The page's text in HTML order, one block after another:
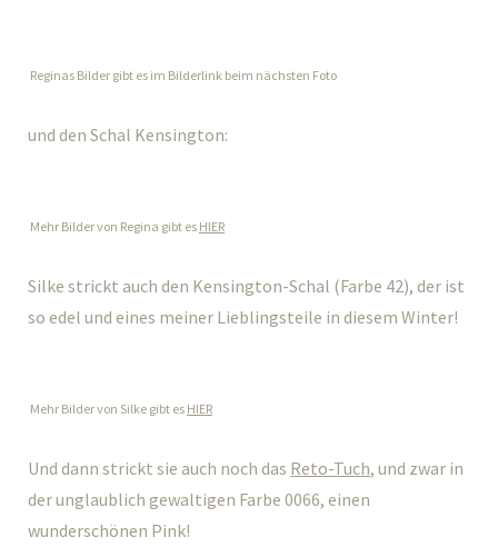
Reginas Bilder gibt es im Bilderlink beim nächsten Foto
und den Schal Kensington:
Mehr Bilder von Regina gibt es HIER
Silke strickt auch den Kensington-Schal (Farbe 42), der ist
so edel und eines meiner Lieblingsteile in diesem Winter!
Mehr Bilder von Silke gibt es HIER
Und dann strickt sie auch noch das Reto-Tuch, und zwar in
der unglaublich gewaltigen Farbe 0066, einen
wunderschönen Pink!